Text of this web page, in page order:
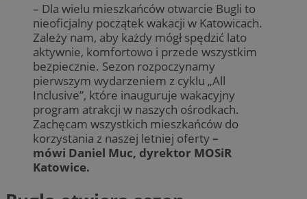
– Dla wielu mieszkańców otwarcie Bugli to
nieoficjalny początek wakacji w Katowicach.
Zależy nam, aby każdy mógł spędzić lato
aktywnie, komfortowo i przede wszystkim
bezpiecznie. Sezon rozpoczynamy
pierwszym wydarzeniem z cyklu „All
Inclusive”, które inauguruje wakacyjny
program atrakcji w naszych ośrodkach.
Zachęcam wszystkich mieszkańców do
korzystania z naszej letniej oferty–
mówi Daniel Muc, dyrektor MOSiR
Katowice.